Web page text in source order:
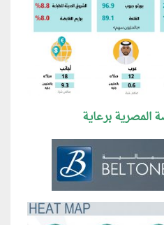
المصرية برعاية